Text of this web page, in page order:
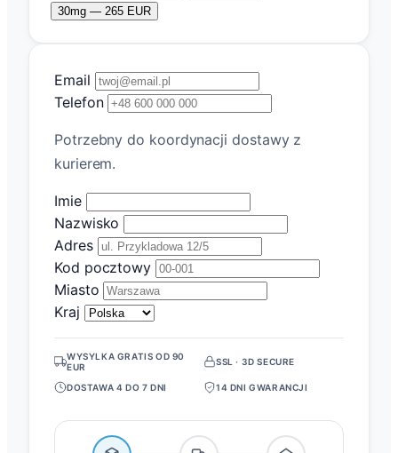
30mg — 265 EUR
Email
Telefon
Potrzebny do koordynacji dostawy z
kurierem.
Imie
Nazwisko
Adres
Kod pocztowy
Miasto
Kraj
WYSYLKA GRATIS OD 90
EUR
SSL · 3D SECURE
DOSTAWA 4 DO 7 DNI 14 DNI GWARANCJI